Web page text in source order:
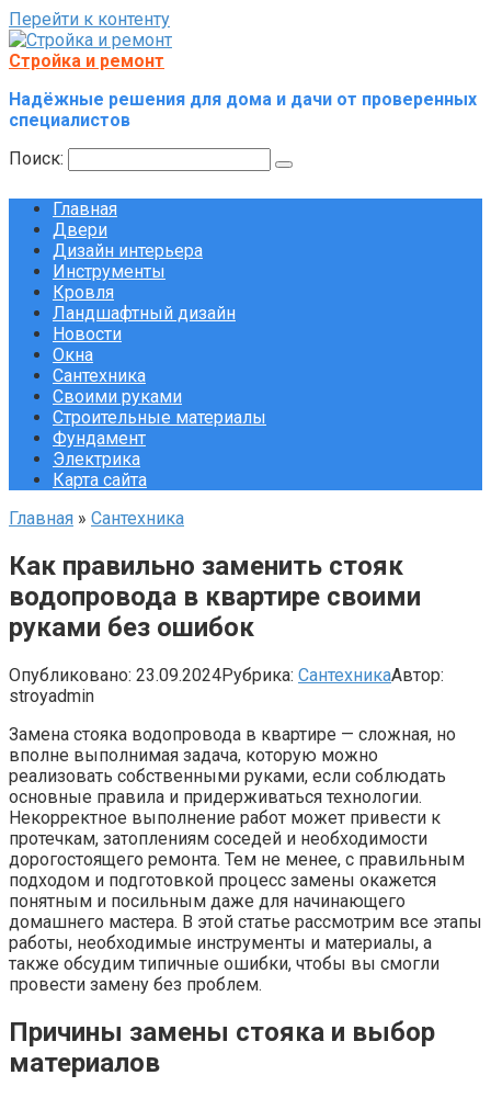
Перейти к контенту
Стройка и ремонт
Надёжные решения для дома и дачи от проверенных
специалистов
Поиск:
Главная
Двери
Дизайн интерьера
Инструменты
Кровля
Ландшафтный дизайн
Новости
Окна
Сантехника
Своими руками
Строительные материалы
Фундамент
Электрика
Карта сайта
Главная » Сантехника
Как правильно заменить стояк
водопровода в квартире своими
руками без ошибок
Опубликовано: 23.09.2024Рубрика: СантехникаАвтор:
stroyadmin
Замена стояка водопровода в квартире — сложная, но
вполне выполнимая задача, которую можно
реализовать собственными руками, если соблюдать
основные правила и придерживаться технологии.
Некорректное выполнение работ может привести к
протечкам, затоплениям соседей и необходимости
дорогостоящего ремонта. Тем не менее, с правильным
подходом и подготовкой процесс замены окажется
понятным и посильным даже для начинающего
домашнего мастера. В этой статье рассмотрим все этапы
работы, необходимые инструменты и материалы, а
также обсудим типичные ошибки, чтобы вы смогли
провести замену без проблем.
Причины замены стояка и выбор
материалов